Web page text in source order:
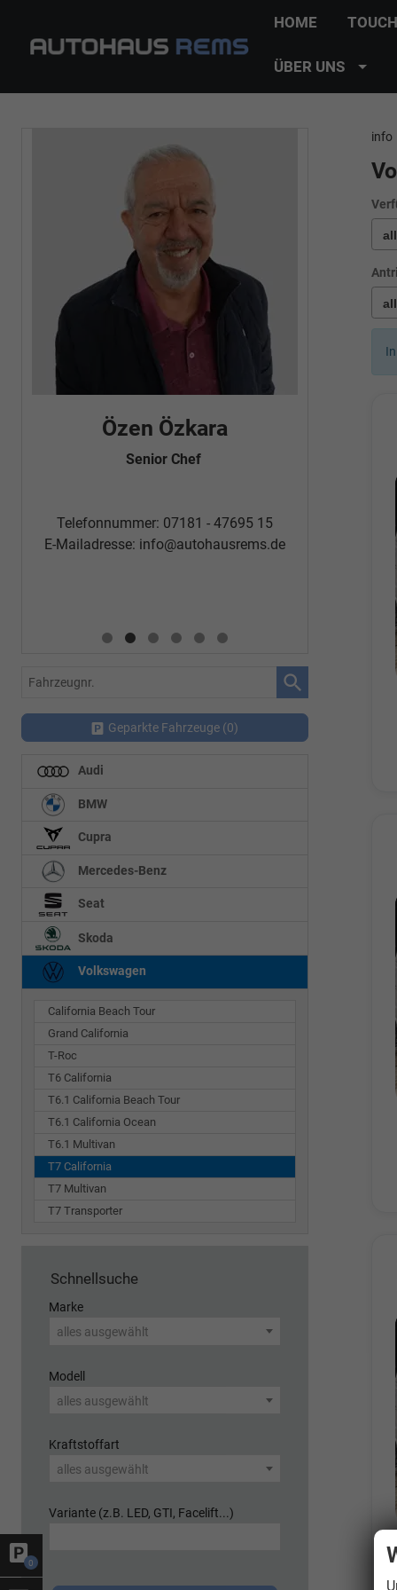
0
HOME
ÜBER UNS
info
Özen Özkara
Senior Chef
Telefonnummer: 07181 - 47695 15
E-Mailadresse: info@autohausrems.de
E-
Fahrzeugnr.
Geparkte Fahrzeuge (0)
Audi
BMW
Cupra
Mercedes-Benz
Seat
Skoda
Volkswagen
California Beach Tour
Grand California
T-Roc
T6 California
T6.1 California Beach Tour
T6.1 California Ocean
T6.1 Multivan
T7 California
T7 Multivan
T7 Transporter
Schnellsuche
Marke
alles ausgewählt
Modell
alles ausgewählt
Kraftstoffart
alles ausgewählt
Variante (z.B. LED, GTI, Facelift...)